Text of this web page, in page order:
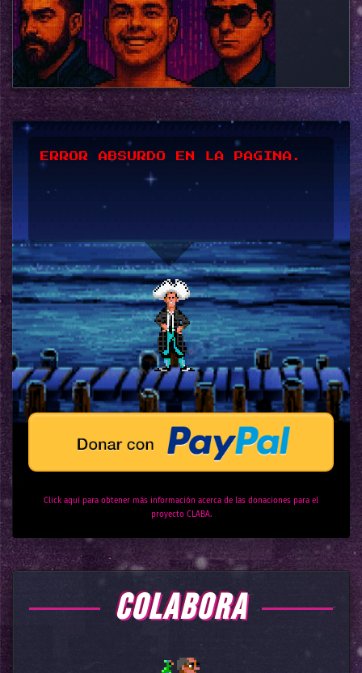
ERROR ABSURDO EN LA PAGINA.
Click aquí para obtener más información acerca de las donaciones para el
proyecto CLABA.
COLABORA